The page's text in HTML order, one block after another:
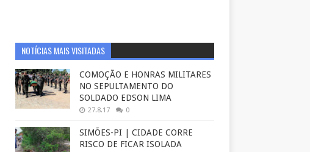
NOTÍCIAS MAIS VISITADAS
COMOÇÃO E HONRAS MILITARES
NO SEPULTAMENTO DO
SOLDADO EDSON LIMA
27.8.17 0
SIMÕES-PI | CIDADE CORRE
RISCO DE FICAR ISOLADA